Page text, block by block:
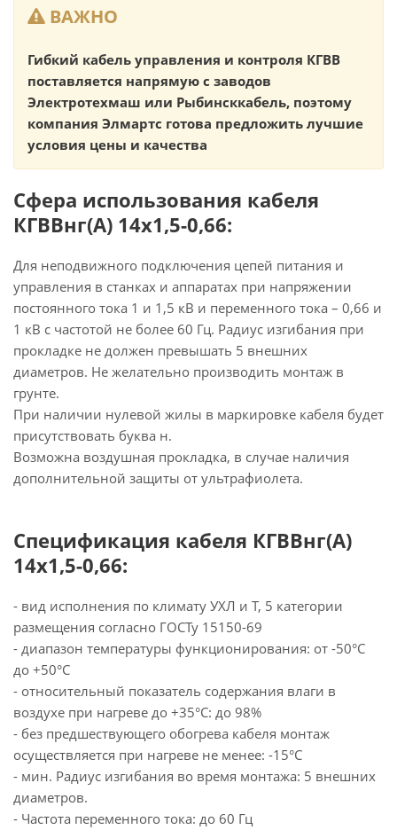
ВАЖНО
Гибкий кабель управления и контроля КГВВ
поставляется напрямую с заводов
Электротехмаш или Рыбинсккабель, поэтому
компания Элмартс готова предложить лучшие
условия цены и качества
Сфера использования кабеля
КГВВнг(А) 14х1,5-0,66:
Для неподвижного подключения цепей питания и
управления в станках и аппаратах при напряжении
постоянного тока 1 и 1,5 кВ и переменного тока – 0,66 и
1 кВ с частотой не более 60 Гц. Радиус изгибания при
прокладке не должен превышать 5 внешних
диаметров. Не желательно производить монтаж в
грунте.
При наличии нулевой жилы в маркировке кабеля будет
присутствовать буква н.
Возможна воздушная прокладка, в случае наличия
дополнительной защиты от ультрафиолета.
Спецификация кабеля КГВВнг(А)
14х1,5-0,66:
- вид исполнения по климату УХЛ и Т, 5 категории
размещения согласно ГОСТу 15150-69
- диапазон температуры функционирования: от -50°С
до +50°С
- относительный показатель содержания влаги в
воздухе при нагреве до +35°С: до 98%
- без предшествующего обогрева кабеля монтаж
осуществляется при нагреве не менее: -15°С
- мин. Радиус изгибания во время монтажа: 5 внешних
диаметров.
- Частота переменного тока: до 60 Гц